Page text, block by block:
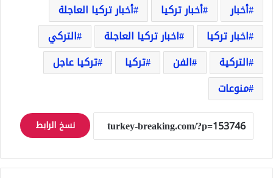
أخبار أخبار تركيا
أخبار تركيا العاجلة
اخبار تركيا
اخبار تركيا العاجلة
التركي
التركية
الفن تركيا
تركيا عاجل
منوعات
نسخ الرابط